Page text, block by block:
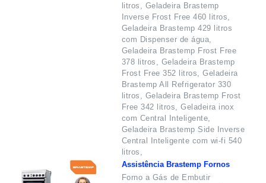
litros, Geladeira Brastemp
Inverse Frost Free 460 litros,
Geladeira Brastemp 429 litros
com Dispenser de água,
Geladeira Brastemp Frost Free
378 litros, Geladeira Brastemp
Frost Free 352 litros, Geladeira
Brastemp All Refrigerator 330
litros, Geladeira Brastemp Frost
Free 342 litros, Geladeira inox
com Central Inteligente,
Geladeira Brastemp Side Inverse
Central Inteligente com wi-fi 540
litros,
Assistência Brastemp Fornos
Forno a Gás de Embutir